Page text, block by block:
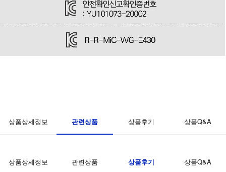
상품상세정보 관련상품 상품후기 상품Q&A
상품상세정보 관련상품 상품후기 상품Q&A